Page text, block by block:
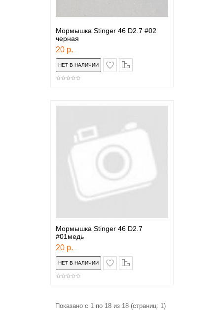
Мормышка Stinger 46 D2.7 #02
черная
20 р.
в закладки
Мормышка Stinger 46 D2.7
#01медь
20 р.
в закладки
Показано с 1 по 18 из 18 (страниц: 1)